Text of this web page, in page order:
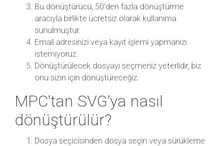
Bu dönüştürücü, 50'den fazla dönüştürme
aracıyla birlikte ücretsiz olarak kullanıma
sunulmuştur.
Email adresinizi veya kayıt işlemi yapmanızı
istemiyoruz.
Dönüştürülecek dosyayı seçmeniz yeterlidir, biz
onu sizin için dönüştüreceğiz.
MPC'tan SVG'ya nasıl
dönüştürülür?
Dosya seçicisinden dosya seçin veya sürükleme